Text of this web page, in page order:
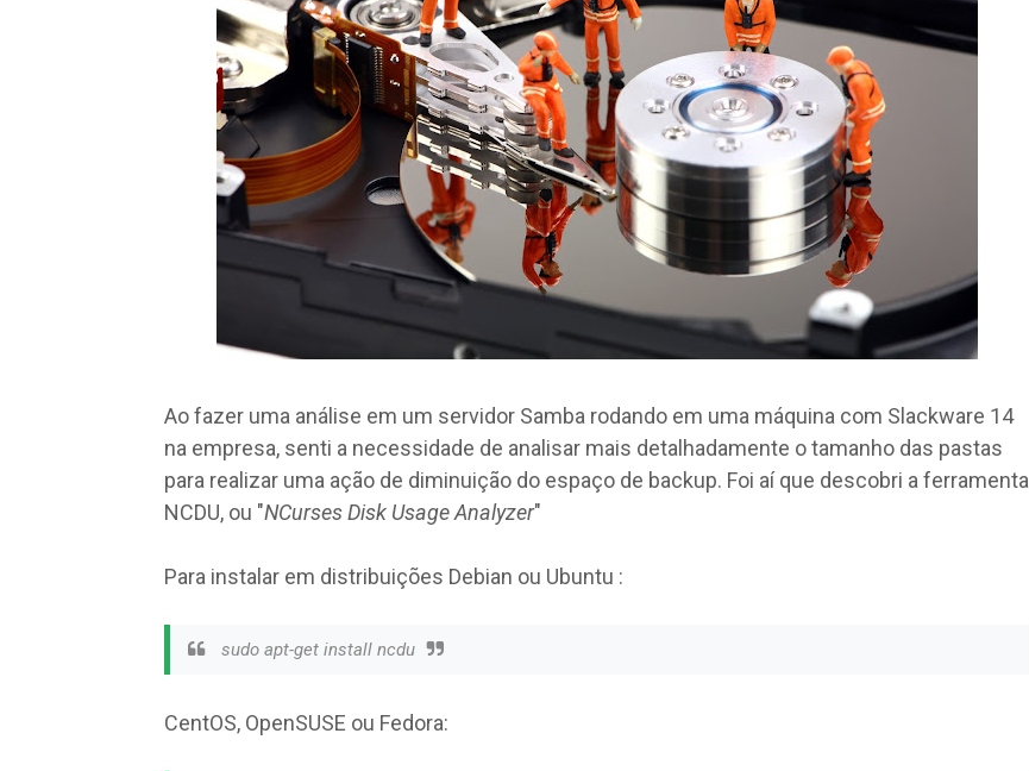
Ao fazer uma análise em um servidor Samba rodando em uma máquina com Slackware 14
na empresa, senti a necessidade de analisar mais detalhadamente o tamanho das pastas
para realizar uma ação de diminuição do espaço de backup. Foi aí que descobri a ferramenta
NCDU, ou "NCurses Disk Usage Analyzer"
Para instalar em distribuições Debian ou Ubuntu :
sudo apt-get install ncdu
CentOS, OpenSUSE ou Fedora: